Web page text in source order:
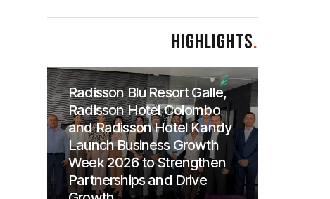
HIGHLIGHTS.
Radisson Blu Resort Galle,
Radisson Hotel Colombo
and Radisson Hotel Kandy
Launch Business Growth
Week 2026 to Strengthen
Partnerships and Drive